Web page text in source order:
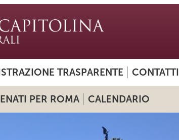
TRASPARENTE CONTATTI
PER ROMA CALENDARIO